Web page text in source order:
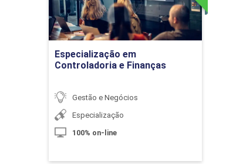
Ágeis e Indicadores de Desempenho
Módulos
Especialização em
Controladoria e Finanças
Gestão e Negócios
Especialização
100% on-line
Ir para Inscrição